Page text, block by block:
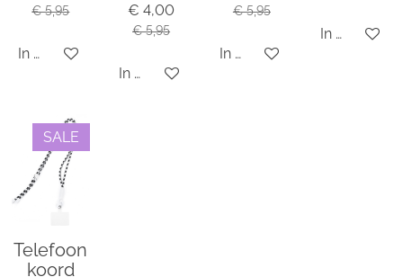
€ 5,95
In winkelwagen
€ 4,00
€ 5,95
In winkelwagen
€ 5,95
In winkelwagen
In
SALE
Telefoon
koord